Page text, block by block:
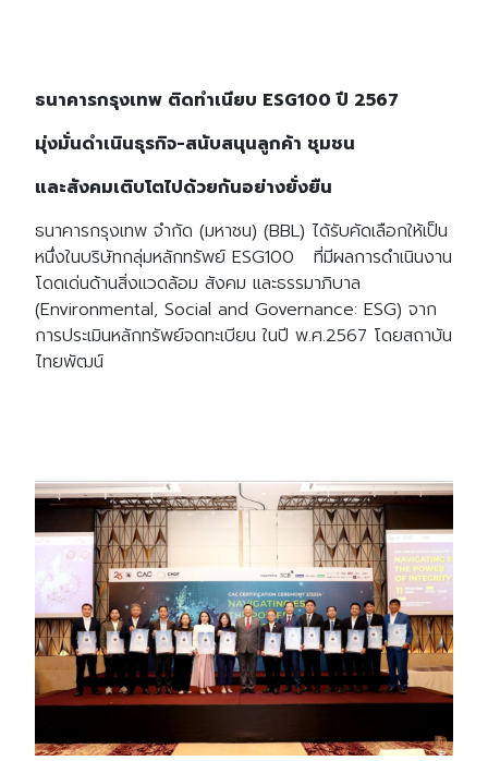
ธนาคารกรุงเทพ ติดทำเนียบ ESG100 ปี 2567
มุ่งมั่นดำเนินธุรกิจ-สนับสนุนลูกค้า ชุมชน
และสังคมเติบโตไปด้วยกันอย่างยั่งยืน
ธนาคารกรุงเทพ จำกัด (มหาชน) (BBL) ได้รับคัดเลือกให้เป็น
หนึ่งในบริษัทกลุ่มหลักทรัพย์ ESG100 ที่มีผลการดำเนินงาน
โดดเด่นด้านสิ่งแวดล้อม สังคม และธรรมาภิบาล
(Environmental, Social and Governance: ESG) จาก
การประเมินหลักทรัพย์จดทะเบียน ในปี พ.ศ.2567 โดยสถาบัน
ไทยพัฒน์